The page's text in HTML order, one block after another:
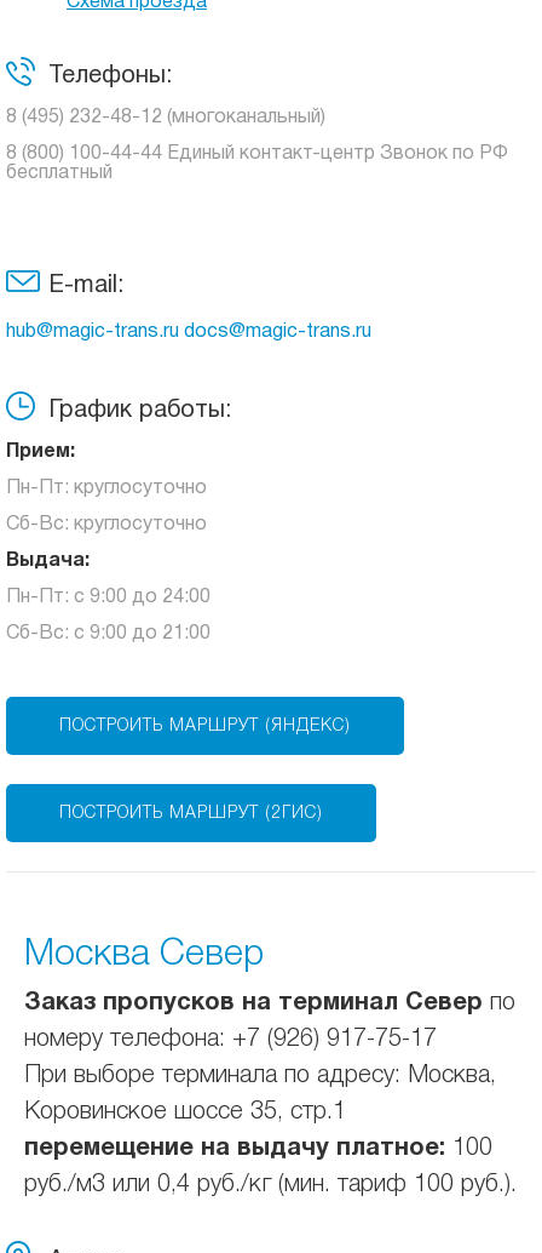
Телефоны:
8 (495) 232-48-12 (многоканальный)
8 (800) 100-44-44 Единый контакт-центр Звонок по РФ
бесплатный
E-mail:
hub@magic-trans.ru docs@magic-trans.ru
График работы:
Прием:
Пн-Пт: круглосуточно
Сб-Вс: круглосуточно
Выдача:
Пн-Пт: с 9:00 до 24:00
Сб-Вс: с 9:00 до 21:00
ПОСТРОИТЬ МАРШРУТ (ЯНДЕКС)
ПОСТРОИТЬ МАРШРУТ (2ГИС)
Москва Север
Заказ пропусков на терминал Север по
номеру телефона: +7 (926) 917-75-17
При выборе терминала по адресу: Москва,
Коровинское шоссе 35, стр.1
перемещение на выдачу платное: 100
руб./м3 или 0,4 руб./кг (мин. тариф 100 руб.).